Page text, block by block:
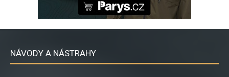
NÁVODY A NÁSTRAHY